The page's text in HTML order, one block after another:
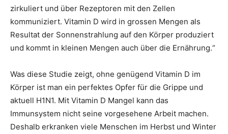
zirkuliert und über Rezeptoren mit den Zellen
kommuniziert. Vitamin D wird in grossen Mengen als
Resultat der Sonnenstrahlung auf den Körper produziert
und kommt in kleinen Mengen auch über die Ernährung.“
Was diese Studie zeigt, ohne genügend Vitamin D im
Körper ist man ein perfektes Opfer für die Grippe und
aktuell H1N1. Mit Vitamin D Mangel kann das
Immunsystem nicht seine vorgesehene Arbeit machen.
Deshalb erkranken viele Menschen im Herbst und Winter